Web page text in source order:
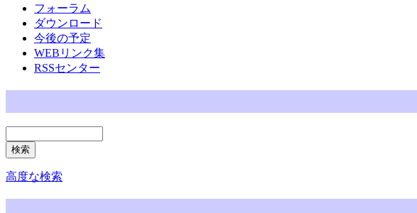
フォーラム
ダウンロード
今後の予定
WEBリンク集
RSSセンター
高度な検索